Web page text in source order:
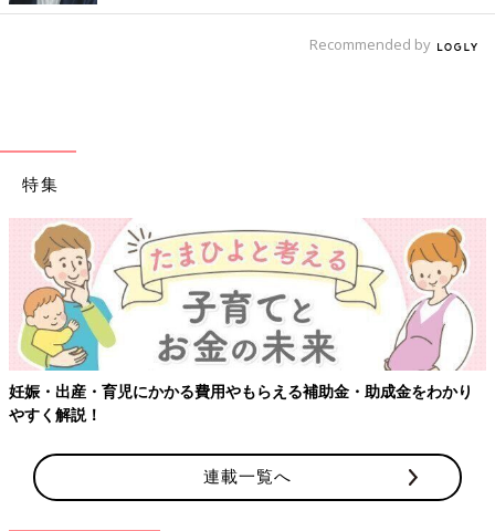
Recommended by
特集
妊娠・出産・育児にかかる費用やもらえる補助金・助成金をわかり
やすく解説！
連載一覧へ